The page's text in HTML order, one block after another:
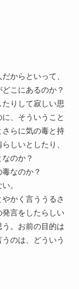
からといって、
こにあるのか？
りして寂しい思
、そういうこと
らに気の毒と持
しいとしたり、
のか？
なのか？
。
かく言ううるさ
言をしたらしい
。お前の目的は
のは、どういう